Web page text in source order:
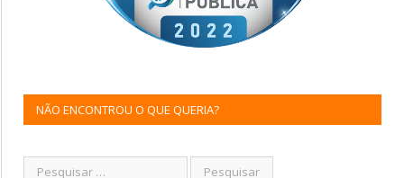
NÃO ENCONTROU O QUE QUERIA?